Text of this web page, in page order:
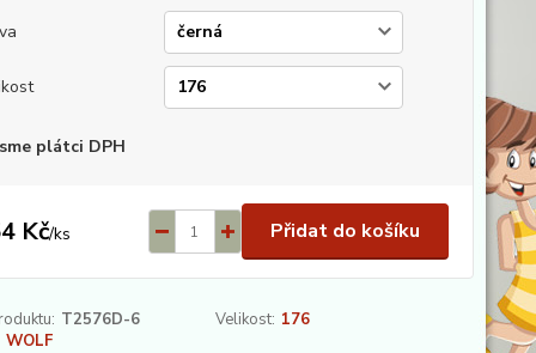
plátci DPH
Kč/ks Přidat do košíku
T2576D-6 Velikost: 176
WOLF